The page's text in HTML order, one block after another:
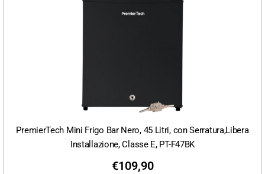
PremierTech Mini Frigo Bar Nero, 45 Litri, con Serratura,Libera
Installazione, Classe E, PT-F47BK
€109,90